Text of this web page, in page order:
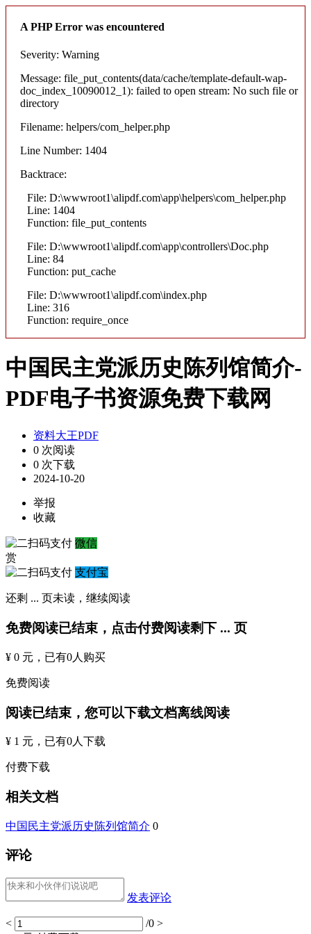
A PHP Error was encountered
Severity: Warning
Message: file_put_contents(data/cache/template-default-wap-
doc_index_10090012_1): failed to open stream: No such file or
directory
Filename: helpers/com_helper.php
Line Number: 1404
Backtrace:
File: D:\wwwroot1\alipdf.com\app\helpers\com_helper.php
Line: 1404
Function: file_put_contents
File: D:\wwwroot1\alipdf.com\app\controllers\Doc.php
Line: 84
Function: put_cache
File: D:\wwwroot1\alipdf.com\index.php
Line: 316
Function: require_once
中国民主党派历史陈列馆简介-
PDF电子书资源免费下载网
资料大王PDF
0 次阅读
0 次下载
2024-10-20
举报
收藏
微信
赏
支付宝
还剩 ... 页未读， 继续阅读
免费阅读已结束，点击付费阅读剩下 ... 页
¥ 0 元 ，已有0人购买
免费阅读
阅读已结束，您可以下载文档离线阅读
¥ 1 元 ，已有0人下载
付费下载
相关文档
中国民主党派历史陈列馆简介 0
评论
发表评论
< /0 >